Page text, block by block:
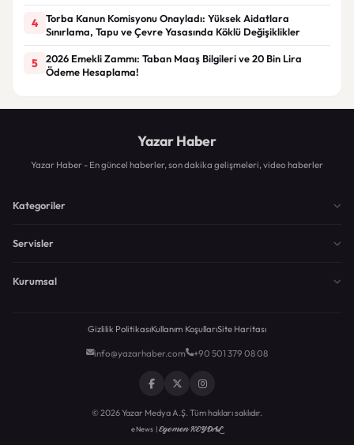
4
Torba Kanun Komisyonu Onayladı: Yüksek Aidatlara
Sınırlama, Tapu ve Çevre Yasasında Köklü Değişiklikler
5
2026 Emekli Zammı: Taban Maaş Bilgileri ve 20 Bin Lira
Ödeme Hesaplama!
Yazar Haber
Yazar Haber - En güncel haberler, son dakika gelişmeleri, video haberler
Kategoriler
Servisler
Kurumsal
Gizlilik PolitikasıKullanım KoşullarıSite Haritası
info@yazarhaber.com +90 501 379 08 08
© 2026 Yazar Medya A.Ş. Tüm hakları saklıdır.
eNews |Egemen KEYDAL